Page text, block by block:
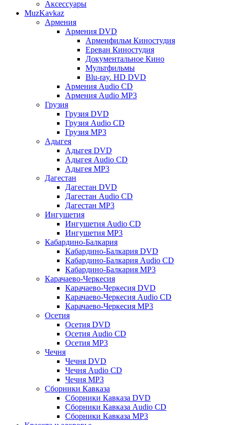
Аксессуары
MuzKavkaz
Армения
Армения DVD
Арменфильм Киностудия
Ереван Киностудия
Документальное Кино
Мультфильмы
Blu-ray. HD DVD
Армения Audio CD
Армения Audio MP3
Грузия
Грузия DVD
Грузия Audio CD
Грузия MP3
Адыгея
Адыгея DVD
Адыгея Audio CD
Адыгея MP3
Дагестан
Дагестан DVD
Дагестан Audio CD
Дагестан MP3
Ингушетия
Ингушетия Audio CD
Ингушетия MP3
Кабардино-Балкария
Кабардино-Балкария DVD
Кабардино-Балкария Audio CD
Кабардино-Балкария MP3
Карачаево-Черкесия
Карачаево-Черкесия DVD
Карачаево-Черкесия Audio CD
Карачаево-Черкесия MP3
Осетия
Осетия DVD
Осетия Audio CD
Осетия MP3
Чечня
Чечня DVD
Чечня Audio CD
Чечня MP3
Сборники Кавказа
Сборники Кавказа DVD
Сборники Кавказа Audio CD
Сборники Кавказа MP3